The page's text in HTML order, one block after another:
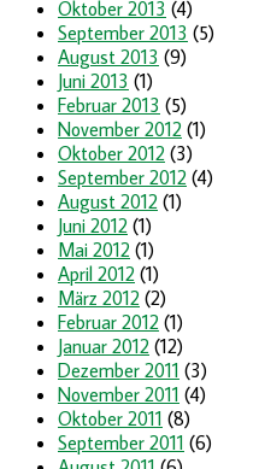
Oktober 2013 (4)
September 2013 (5)
August 2013 (9)
Juni 2013 (1)
Februar 2013 (5)
November 2012 (1)
Oktober 2012 (3)
September 2012 (4)
August 2012 (1)
Juni 2012 (1)
Mai 2012 (1)
April 2012 (1)
März 2012 (2)
Februar 2012 (1)
Januar 2012 (12)
Dezember 2011 (3)
November 2011 (4)
Oktober 2011 (8)
September 2011 (6)